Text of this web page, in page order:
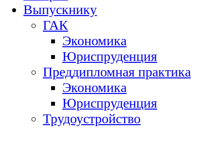
Выпускнику
ГАК
Экономика
Юриспруденция
Преддипломная практика
Экономика
Юриспруденция
Трудоустройство